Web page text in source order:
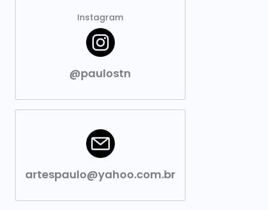
Instagram
@paulostn
artespaulo@yahoo.com.br